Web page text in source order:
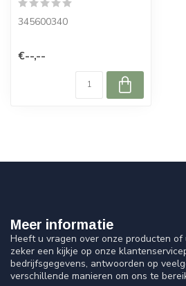
345600340
€--,--
Meer informatie
Heeft u vragen over onze producten
zeker een kijkje op onze
bedrijfsgegevens, antwoorden op
verschillende manieren om ons te